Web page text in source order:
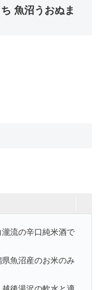
魚沼うおぬま
流の辛口純米酒で
魚沼産のお米のみ